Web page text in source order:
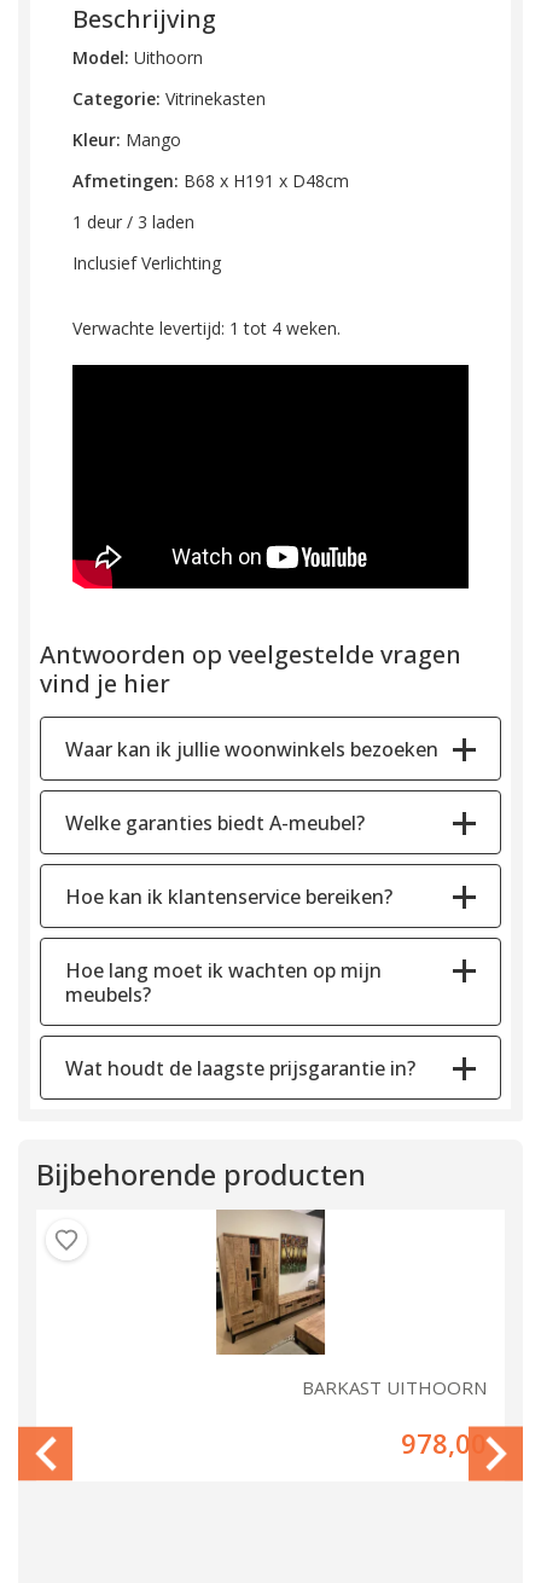
Beschrijving
Model: Uithoorn
Categorie: Vitrinekasten
Kleur: Mango
Afmetingen: B68 x H191 x D48cm
1 deur / 3 laden
Inclusief Verlichting
Verwachte levertijd: 1 tot 4 weken.
Antwoorden op veelgestelde vragen
vind je hier
Waar kan ik jullie woonwinkels bezoeken
Welke garanties biedt A-meubel?
Hoe kan ik klantenservice bereiken?
Hoe lang moet ik wachten op mijn
meubels?
Wat houdt de laagste prijsgarantie in?
Bijbehorende producten
BARKAST UITHOORN
978,00